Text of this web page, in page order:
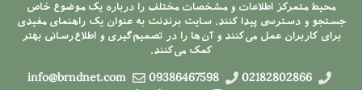
محیط متمرکز اطلاعات و مشخصات مختلف را درباره یک موضوع خاص
جستجو و دسترسی پیدا کنند. سایت برندنت به عنوان یک راهنمای مفیدی
برای کاربران عمل می‌کنند و آن‌ها را در تصمیم‌گیری و اطلاع‌رسانی بهتر
کمک می‌کنند.
02182802866
09386467598
info@brndnet.com